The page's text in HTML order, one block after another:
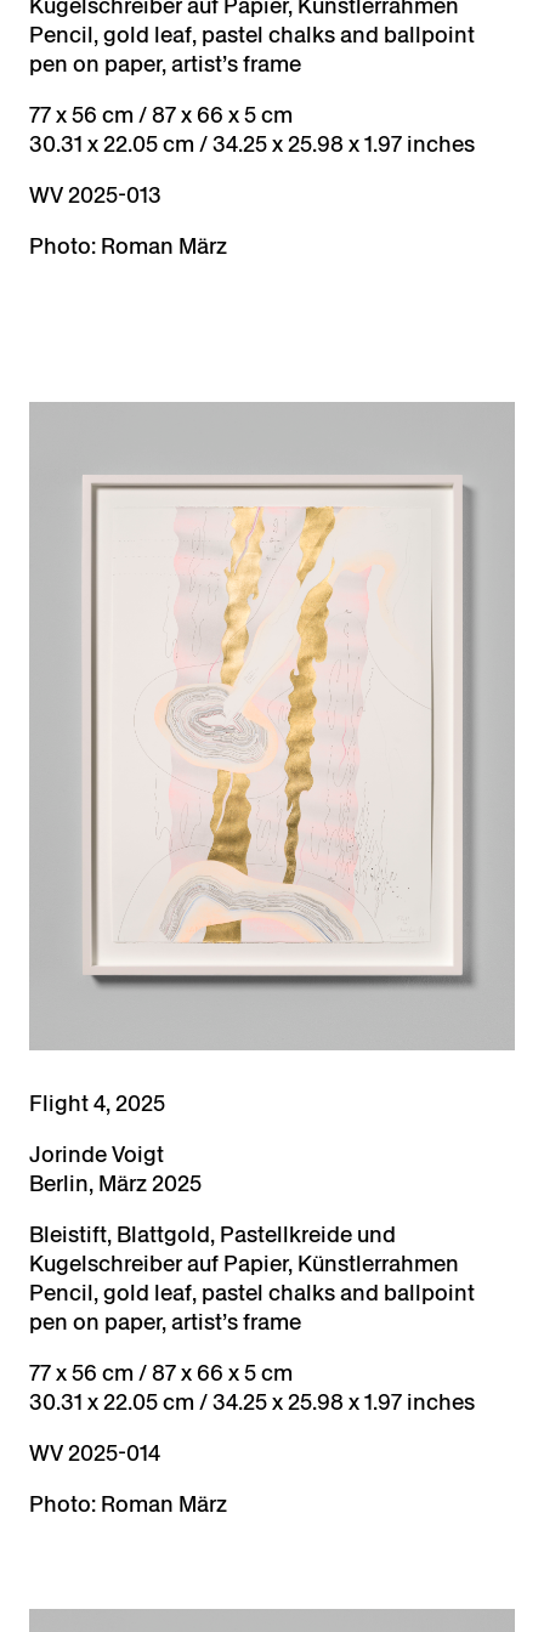
Pencil, gold leaf, pastel chalks and ballpoint
pen on paper, artist’s frame
77 x 56 cm / 87 x 66 x 5 cm
30.31 x 22.05 cm / 34.25 x 25.98 x 1.97 inches
WV 2025-013
Photo: Roman März
Flight 4, 2025
Jorinde Voigt
Berlin, März 2025
Bleistift, Blattgold, Pastellkreide und
Kugelschreiber auf Papier, Künstlerrahmen
Pencil, gold leaf, pastel chalks and ballpoint
pen on paper, artist’s frame
77 x 56 cm / 87 x 66 x 5 cm
30.31 x 22.05 cm / 34.25 x 25.98 x 1.97 inches
WV 2025-014
Photo: Roman März